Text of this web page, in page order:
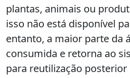
plantas, animais ou
isso não está disponível
entanto, a maior parte da
consumida e retorna ao
para reutilização